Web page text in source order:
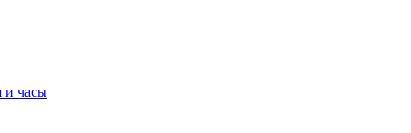
и часы